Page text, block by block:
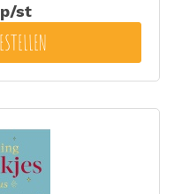
p/st